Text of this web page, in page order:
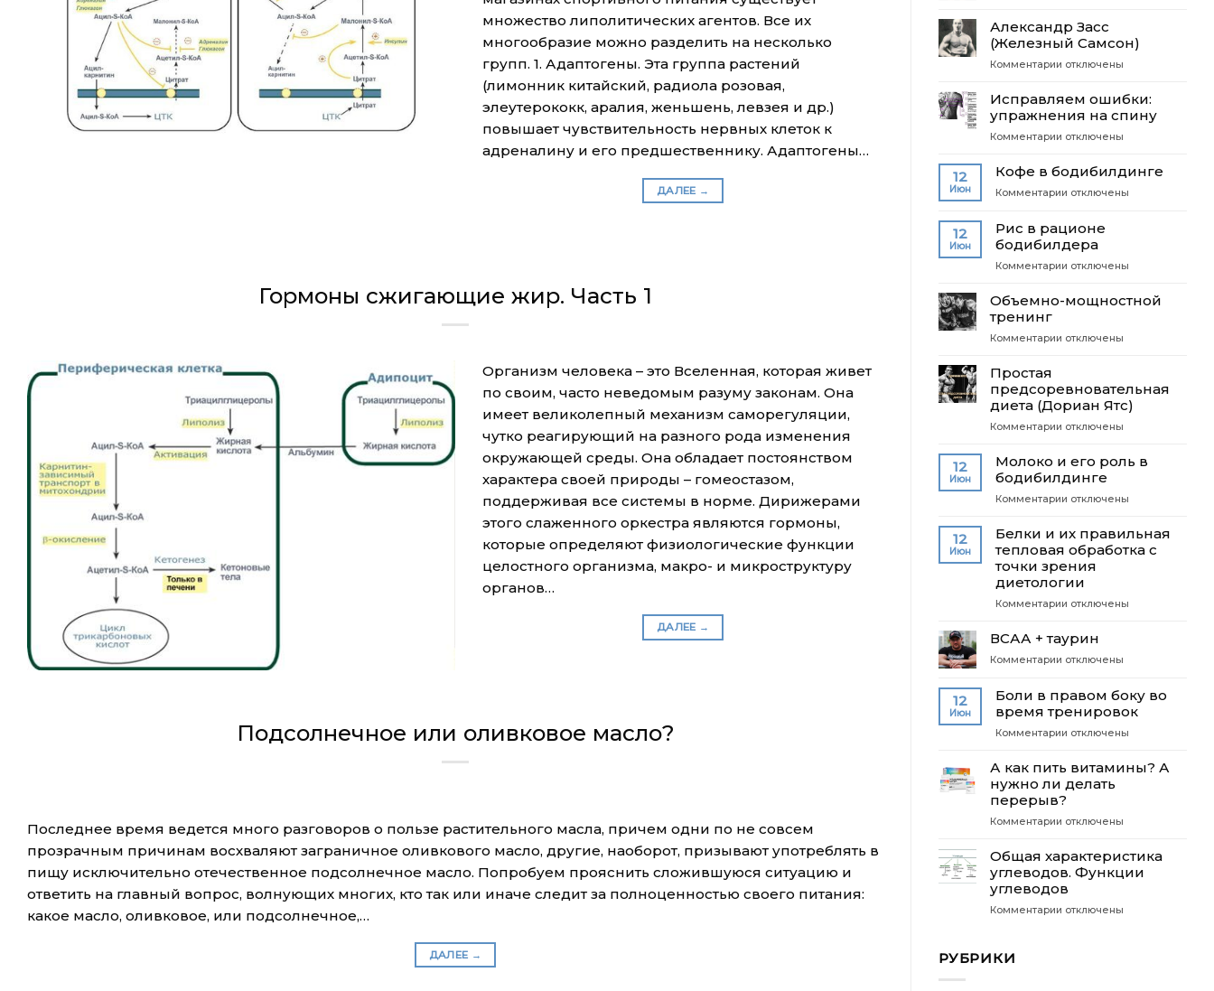
множество липолитических агентов. Все их
многообразие можно разделить на несколько
групп. 1. Адаптогены. Эта группа растений
(лимонник китайский, радиола розовая,
элеутерококк, аралия, женьшень, левзея и др.)
повышает чувствительность нервных клеток к
адреналину и его предшественнику. Адаптогены…
ДАЛЕЕ →
Гормоны сжигающие жир. Часть 1
Организм человека – это Вселенная, которая живет
по своим, часто неведомым разуму законам. Она
имеет великолепный механизм саморегуляции,
чутко реагирующий на разного рода изменения
окружающей среды. Она обладает постоянством
характера своей природы – гомеостазом,
поддерживая все системы в норме. Дирижерами
этого слаженного оркестра являются гормоны,
которые определяют физиологические функции
целостного организма, макро- и микроструктуру
органов…
ДАЛЕЕ →
Подсолнечное или оливковое масло?
Последнее время ведется много разговоров о пользе растительного масла, причем одни по не совсем
прозрачным причинам восхваляют заграничное оливкового масло, другие, наоборот, призывают употреблять в
пищу исключительно отечественное подсолнечное масло. Попробуем прояснить сложившуюся ситуацию и
ответить на главный вопрос, волнующих многих, кто так или иначе следит за полноценностью своего питания:
какое масло, оливковое, или подсолнечное,…
ДАЛЕЕ →
много
белка
Окисление
жиров
Александр Засс
(Железный Самсон)
Комментарии к
Александр
Самсон)
отключены
Исправляем ошибки:
упражнения на спину
Комментарии к
Исправляем
упражнения
спину
отключены
12
Июн
Кофе в бодибилдинге
Комментарии к
в
бодибилдинге
отключены
12
Июн
Рис в рационе
бодибилдера
Комментарии к
Рис
бодибилдера
отключены
Объемно-мощностной
тренинг
Комментарии котключены
Простая
предсоревновательная
диета (Дориан Ятс)
Комментарии к
Простая
предсоревновательная
диета
(Дориан
отключены
12
Июн
Молоко и его роль в
бодибилдинге
Комментарии к
Молоко
в
бодибилдинге
отключены
12
Июн
Белки и их правильная
тепловая обработка с
точки зрения
диетологии
Комментарии к
Белки
и
их
тепловая
обработка
диетологии
отключены
ВСАА + таурин
Комментарии к
+
таурин
отключены
12
Июн
Боли в правом боку во
время тренировок
Комментарии к
Боли
правом
во
тренировок
отключены
А как пить витамины? А
нужно ли делать
перерыв?
Комментарии к
А
как
А
отключены
Общая характеристика
углеводов. Функции
углеводов
Комментарии котключены
РУБРИКИ